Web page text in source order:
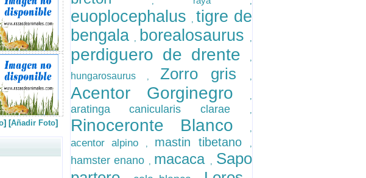
] [Añadir Foto]
euoplocephalus , tigre de
bengala , borealosaurus ,
perdiguero de drente ,
hungarosaurus , Zorro gris ,
Acentor Gorginegro ,
aratinga canicularis clarae ,
Rinoceronte Blanco ,
acentor alpino , mastin tibetano ,
hamster enano , macaca , Sapo